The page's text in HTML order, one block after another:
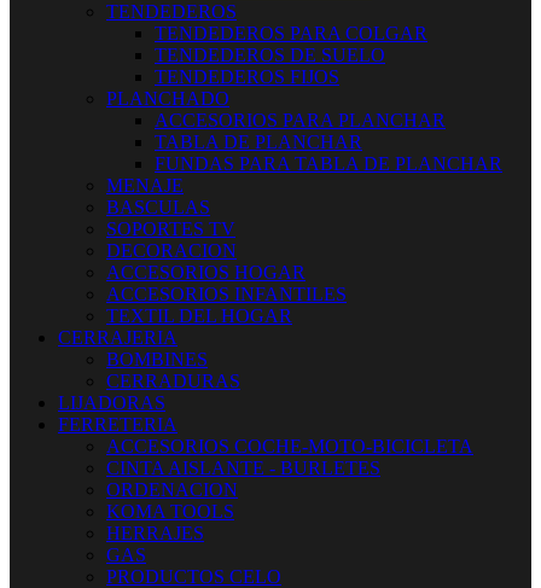
TENDEDEROS
TENDEDEROS PARA COLGAR
TENDEDEROS DE SUELO
TENDEDEROS FIJOS
PLANCHADO
ACCESORIOS PARA PLANCHAR
TABLA DE PLANCHAR
FUNDAS PARA TABLA DE PLANCHAR
MENAJE
BASCULAS
SOPORTES TV
DECORACION
ACCESORIOS HOGAR
ACCESORIOS INFANTILES
TEXTIL DEL HOGAR
CERRAJERIA
BOMBINES
CERRADURAS
LIJADORAS
FERRETERIA
ACCESORIOS COCHE-MOTO-BICICLETA
CINTA AISLANTE - BURLETES
ORDENACION
KOMA TOOLS
HERRAJES
GAS
PRODUCTOS CELO